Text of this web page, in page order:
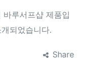
루서프샵 제품입
되었습니다.
Share